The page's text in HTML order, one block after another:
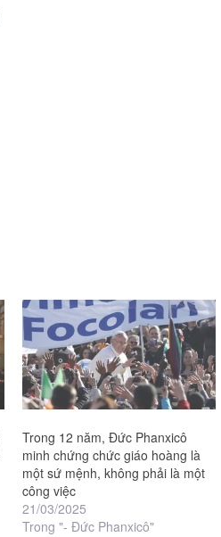
Trong 12 năm, Đức Phanxicô
minh chứng chức giáo hoàng là
một sứ mệnh, không phải là một
công việc
21/03/2025
Trong "- Đức Phanxicô"